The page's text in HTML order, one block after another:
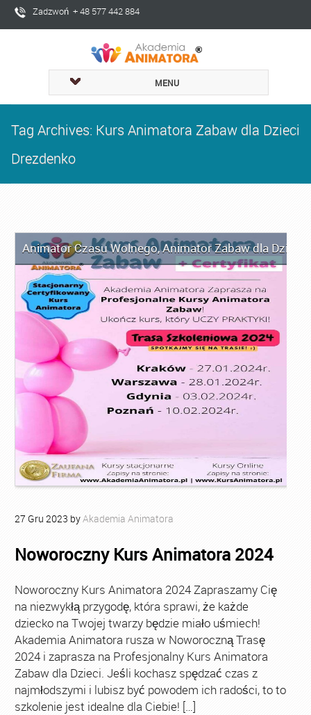
Zadzwoń + 48 577 442 884
MENU
Tag Archives: Kurs Animatora Zabaw dla Dzieci
Drezdenko
Animator Czasu Wolnego,Animator Zabaw dla Dzieci
27 Gru 2023 byAkademia Animatora
Noworoczny Kurs Animatora 2024
Noworoczny Kurs Animatora 2024 Zapraszamy Cię
na niezwykłą przygodę, która sprawi, że każde
dziecko na Twojej twarzy będzie miało uśmiech!
Akademia Animatora rusza w Noworoczną Trasę
2024 i zaprasza na Profesjonalny Kurs Animatora
Zabaw dla Dzieci. Jeśli kochasz spędzać czas z
najmłodszymi i lubisz być powodem ich radości, to to
szkolenie jest idealne dla Ciebie! […]